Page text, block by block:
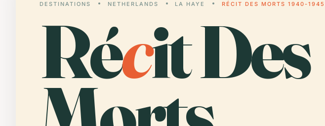
DESTINATIONS NETHERLANDS LA HAYE RÉCIT DES MORTS 1940-1945
Récit Des